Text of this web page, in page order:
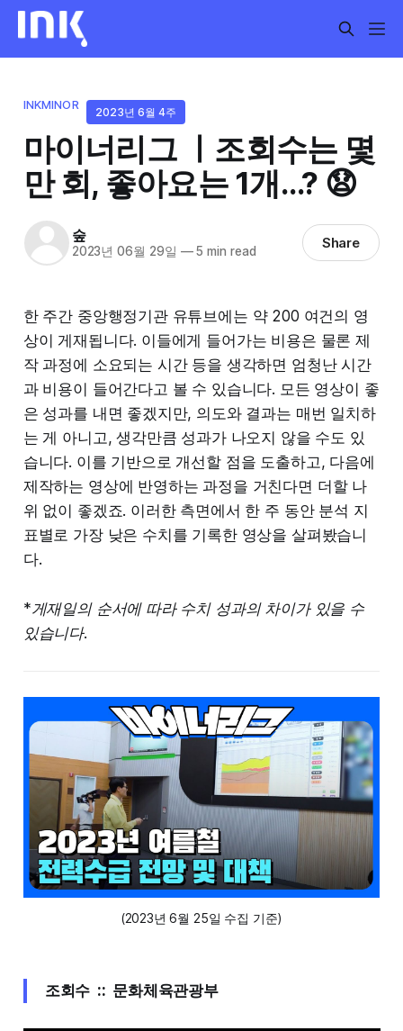
INKMINOR
2023년 6월 4주
마이너리그 ㅣ조회수는 몇
만 회, 좋아요는 1개...? 😧
숲
2023년 06월 29일 —5 min read Share
한 주간 중앙행정기관 유튜브에는 약 200 여건의 영
상이 게재됩니다. 이들에게 들어가는 비용은 물론 제
작 과정에 소요되는 시간 등을 생각하면 엄청난 시간
과 비용이 들어간다고 볼 수 있습니다. 모든 영상이 좋
은 성과를 내면 좋겠지만, 의도와 결과는 매번 일치하
는 게 아니고, 생각만큼 성과가 나오지 않을 수도 있
습니다. 이를 기반으로 개선할 점을 도출하고, 다음에
제작하는 영상에 반영하는 과정을 거친다면 더할 나
위 없이 좋겠죠. 이러한 측면에서 한 주 동안 분석 지
표별로 가장 낮은 수치를 기록한 영상을 살펴봤습니
다.
*게재일의 순서에 따라 수치 성과의 차이가 있을 수
있습니다.
(2023년 6월 25일 수집 기준)
조회수 :: 문화체육관광부